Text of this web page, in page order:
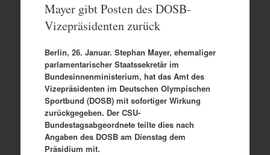
Mayer gibt Posten des DOSB-
Vizepräsidenten zurück
Berlin, 26. Januar. Stephan Mayer, ehemaliger
parlamentarischer Staatssekretär im
Bundesinnenministerium, hat das Amt des
Vizepräsidenten im Deutschen Olympischen
Sportbund (DOSB) mit sofortiger Wirkung
zurückgegeben. Der CSU-
Bundestagsabgeordnete teilte dies nach
Angaben des DOSB am Dienstag dem
Präsidium mit.